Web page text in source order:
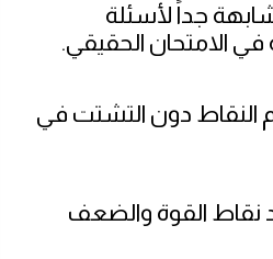
جداً لأسئلة
الامتحان الحقيقي.
النقاط دون التشتت في
نقاط القوة والضعف